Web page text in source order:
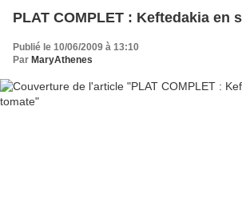
PLAT COMPLET : Keftedakia en
Publié le 10/06/2009 à 13:10
Par MaryAthenes